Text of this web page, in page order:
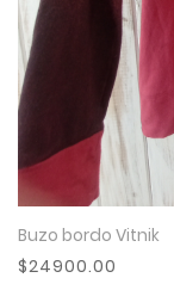
Buzo bordo Vitnik
$24900.00